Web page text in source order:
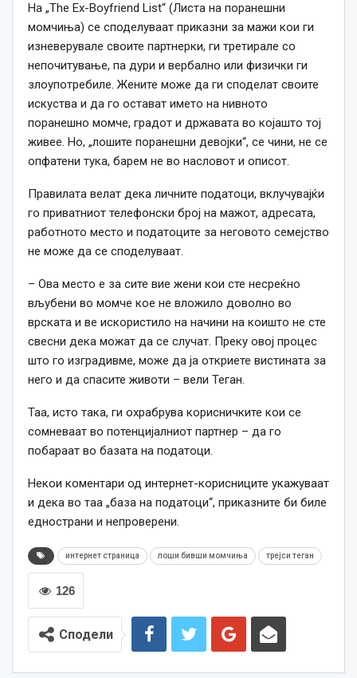
На „The Ex-Boyfriend List“ (Листа на поранешни
момчиња) се споделуваат приказни за мажи кои ги
изневерувале своите партнерки, ги третирале со
непочитување, па дури и вербално или физички ги
злоупотребиле. Жените може да ги споделат своите
искуства и да го остават името на нивното
поранешно момче, градот и државата во којашто тој
живее. Но, „лошите поранешни девојки“, се чини, не се
опфатени тука, барем не во насловот и описот.
Правилата велат дека личните податоци, вклучувајќи
го приватниот телефонски број на мажот, адресата,
работното место и податоците за неговото семејство
не може да се споделуваат.
– Ова место е за сите вие ​​жени кои сте несреќно
вљубени во момче кое не вложило доволно во
врската и ве искористило на начини на коишто не сте
свесни дека можат да се случат. Преку овој процес
што го изградивме, може да ја откриете вистината за
него и да спасите животи – вели Теган.
Таа, исто така, ги охрабрува корисничките кои се
сомневаат во потенцијалниот партнер – да го
побараат во базата на податоци.
Некои коментари од интернет-корисниците укажуваат
и дека во таа „база на податоци“, приказните би биле
еднострани и непроверени.
интернет страница лоши бивши момчиња трејси теган
126
Сподели